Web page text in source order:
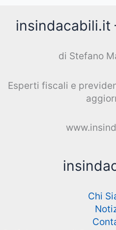
insindacabili.it
di Stefano
Esperti fiscali e
Chi